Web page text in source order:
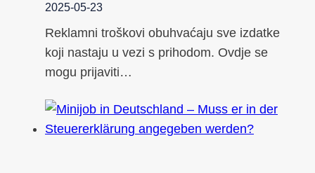
2025-05-23
Reklamni troškovi obuhvaćaju sve izdatke
koji nastaju u vezi s prihodom. Ovdje se
mogu prijaviti…